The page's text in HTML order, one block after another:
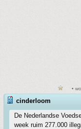
•
cinderloom
De Nederlandse
week ruim 277.000